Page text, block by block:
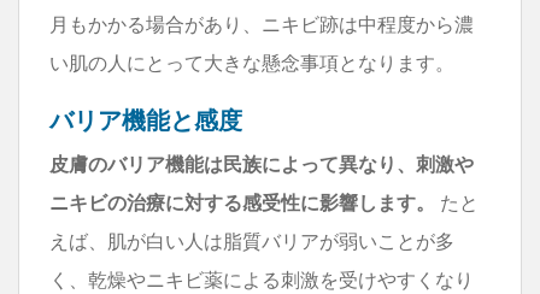
月もかかる場合があり、ニキビ跡は中程度から濃
い肌の人にとって大きな懸念事項となります。
バリア機能と感度
皮膚のバリア機能は民族によって異なり、刺激や
ニキビの治療に対する感受性に影響します。
たと
えば、肌が白い人は脂質バリアが弱いことが多
く、乾燥やニキビ薬による刺激を受けやすくなり